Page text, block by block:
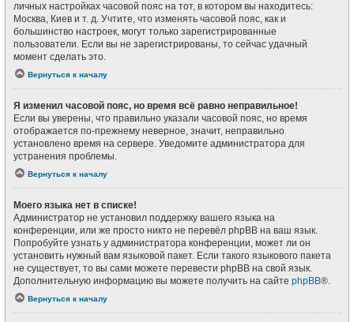
личных настройках часовой пояс на тот, в котором вы находитесь:
Москва, Киев и т. д. Учтите, что изменять часовой пояс, как и
большинство настроек, могут только зарегистрированные
пользователи. Если вы не зарегистрированы, то сейчас удачный
момент сделать это.
Вернуться к началу
Я изменил часовой пояс, но время всё равно неправильное!
Если вы уверены, что правильно указали часовой пояс, но время
отображается по-прежнему неверное, значит, неправильно
установлено время на сервере. Уведомите администратора для
устранения проблемы.
Вернуться к началу
Моего языка нет в списке!
Администратор не установил поддержку вашего языка на
конференции, или же просто никто не перевёл phpBB на ваш язык.
Попробуйте узнать у администратора конференции, может ли он
установить нужный вам языковой пакет. Если такого языкового пакета
не существует, то вы сами можете перевести phpBB на свой язык.
Дополнительную информацию вы можете получить на сайте phpBB®.
Вернуться к началу